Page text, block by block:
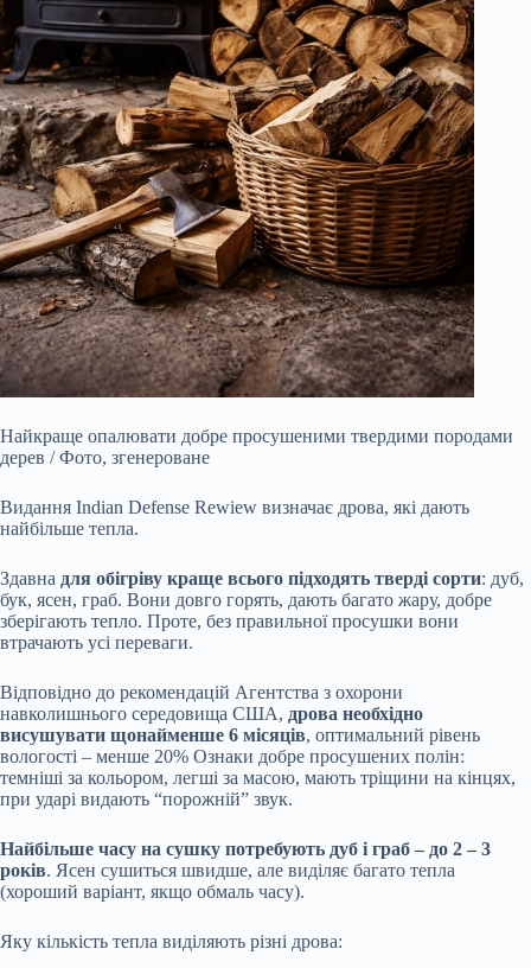
Найкраще опалювати добре просушеними твердими породами
дерев / Фото, згенероване
Видання Indian Defense Rewiew визначає дрова, які дають
найбільше тепла.
Здавна для обігріву краще всього підходять тверді сорти: дуб,
бук, ясен, граб. Вони довго горять, дають багато жару, добре
зберігають тепло. Проте, без правильної просушки вони
втрачають усі переваги.
Відповідно до рекомендацій Агентства з охорони
навколишнього середовища США, дрова необхідно
висушувати щонайменше 6 місяців, оптимальний рівень
вологості – менше 20% Ознаки добре просушених полін:
темніші за кольором, легші за масою, мають тріщини на кінцях,
при ударі видають “порожній” звук.
Найбільше часу на сушку потребують дуб і граб – до 2 – 3
років. Ясен сушиться швидше, але виділяє багато тепла
(хороший варіант, якщо обмаль часу).
Яку кількість тепла виділяють різні дрова: